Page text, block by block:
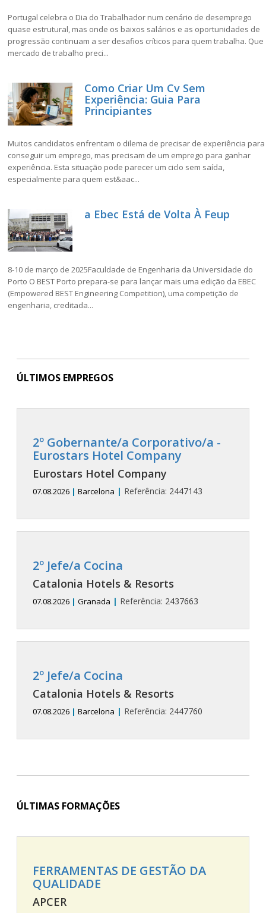
Portugal celebra o Dia do Trabalhador num cenário de desemprego
quase estrutural, mas onde os baixos salários e as oportunidades de
progressão continuam a ser desafios críticos para quem trabalha. Que
mercado de trabalho preci...
Como Criar Um Cv Sem
Experiência: Guia Para
Principiantes
Muitos candidatos enfrentam o dilema de precisar de experiência para
conseguir um emprego, mas precisam de um emprego para ganhar
experiência. Esta situação pode parecer um ciclo sem saída,
especialmente para quem est&aac...
a Ebec Está de Volta À Feup
8-10 de março de 2025Faculdade de Engenharia da Universidade do
Porto O BEST Porto prepara-se para lançar mais uma edição da EBEC
(Empowered BEST Engineering Competition), uma competição de
engenharia, creditada...
ÚLTIMOS EMPREGOS
2º Gobernante/a Corporativo/a -
Eurostars Hotel Company
Eurostars Hotel Company
07.08.2026 | Barcelona | Referência: 2447143
2º Jefe/a Cocina
Catalonia Hotels & Resorts
07.08.2026 | Granada | Referência: 2437663
2º Jefe/a Cocina
Catalonia Hotels & Resorts
07.08.2026 | Barcelona | Referência: 2447760
ÚLTIMAS FORMAÇÕES
FERRAMENTAS DE GESTÃO DA
QUALIDADE
APCER